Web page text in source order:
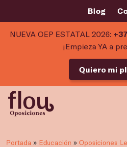
Blog
NUEVA OEP ESTATAL 2026:
¡Empieza YA a
Quiero mi
Portada » Educación » Oposiciones